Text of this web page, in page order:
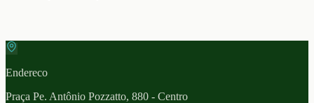
Endereco
Praça Pe. Antônio Pozzatto, 880 - Centro